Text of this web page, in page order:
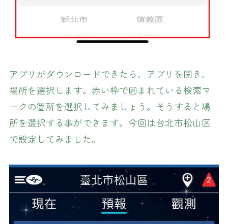
アプリがダウンロードできたら、アプリを開き、
場所を選択します。赤い枠で囲まれている検索マ
ークの箇所を選択してみましょう。そうすると場
所を選択する事ができます。今回は台北市松山区
で設定してみました。